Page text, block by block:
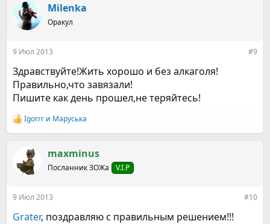
к
ц
Milenka
Оракул
9 Июл 2013 #9
Здравствуйте!Жить хорошо и без алкаголя!
Правильно,что завязали!
Пишите как день прошел,не теряйтесь!
Р
е
ц
Igorrr и Маруська
maxminus
Посланник ЗОЖа V.I.P
9 Июл 2013 #10
Grater, поздравляю с правильным решением!!!